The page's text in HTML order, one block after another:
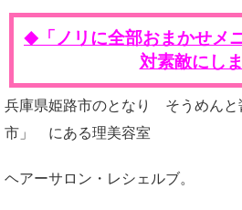
◆
「ノリに全部おまかせメ
対素敵にし
兵庫県姫路市のとなり そうめんと
市」 にある理美容室
ヘアーサロン・レシェルブ。